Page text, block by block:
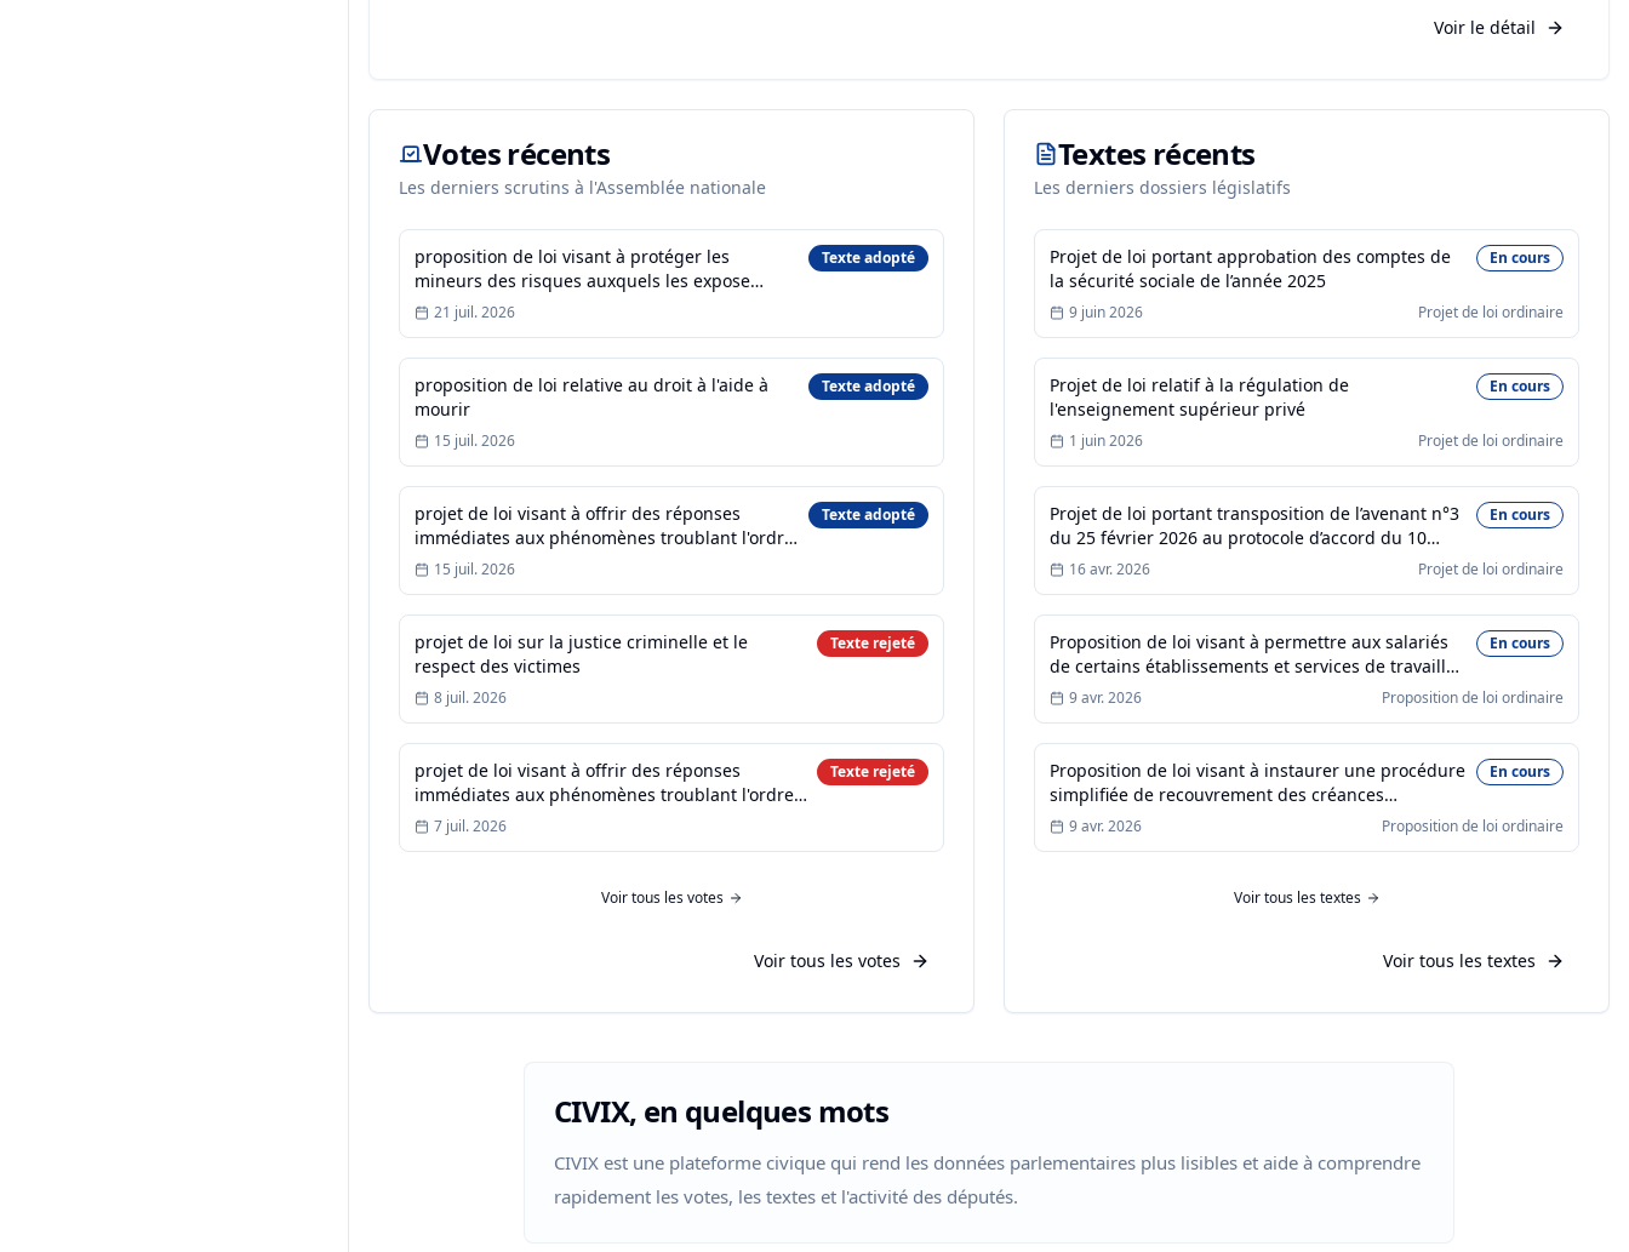
Voir le détail
Votes récents
Les derniers scrutins à l'Assemblée nationale
proposition de loi visant à protéger les
mineurs des risques auxquels les expose
l'utilisation des réseaux sociaux
Texte adopté
21 juil. 2026
proposition de loi relative au droit à l'aide à
mourir
Texte adopté
15 juil. 2026
projet de loi visant à offrir des réponses
immédiates aux phénomènes troublant l'ordre
public, la sécurité et la tranquillité de nos
concitoyens
Texte adopté
15 juil. 2026
projet de loi sur la justice criminelle et le
respect des victimes
Texte rejeté
8 juil. 2026
projet de loi visant à offrir des réponses
immédiates aux phénomènes troublant l'ordre
public, la sécurité et la tranquillité de nos
concitoyens
Texte rejeté
7 juil. 2026
Voirtous les votes
Voir tous les votes
Textes récents
Les derniers dossiers législatifs
Projet de loi portant approbation des comptes de
la sécurité sociale de l’année 2025
En cours
9 juin 2026 Projet de loi ordinaire
Projet de loi relatif à la régulation de
l'enseignement supérieur privé
En cours
1 juin 2026 Projet de loi ordinaire
Projet de loi portant transposition de l’avenant n°3
du 25 février 2026 au protocole d’accord du 10
novembre 2023 relatif à l’assurance chômage
En cours
16 avr. 2026 Projet de loi ordinaire
Proposition de loi visant à permettre aux salariés
de certains établissements et services de travailler
le 1er mai
En cours
9 avr. 2026 Proposition de loi ordinaire
Proposition de loi visant à instaurer une procédure
simplifiée de recouvrement des créances
commerciales incontestées
En cours
9 avr. 2026 Proposition de loi ordinaire
Voirtous les textes
Voir tous les textes
CIVIX, en quelques mots
CIVIX est une plateforme civique qui rend les données parlementaires plus lisibles et aide à comprendre
rapidement les votes, les textes et l'activité des députés.